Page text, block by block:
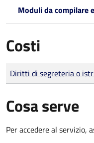
Moduli da compilare
Costi
Tipo di pagamento
Importo
Diritti di segreteria o
Cosa serve
Per accedere al servizio,